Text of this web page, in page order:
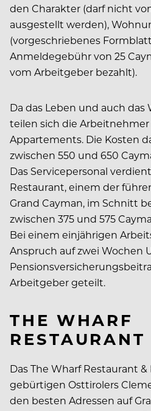
den Charakter (darf nicht
ausgestellt werden),
(vorgeschriebenes
Anmeldegebühr von 25
vom Arbeitgeber bezahlt).
Da das Leben und auch
teilen sich die
Appartements. Die Kosten
zwischen 550 und 650
Das Servicepersonal
Restaurant, einem der
Grand Cayman, im Schnitt
zwischen 375 und 575
Bei einem einjährigen
Anspruch auf zwei Wochen
Arbeitgeber geteilt.
THE WHARF
RESTAURANT
Das The Wharf Restaurant
gebürtigen Osttirolers
den besten Adressen auf